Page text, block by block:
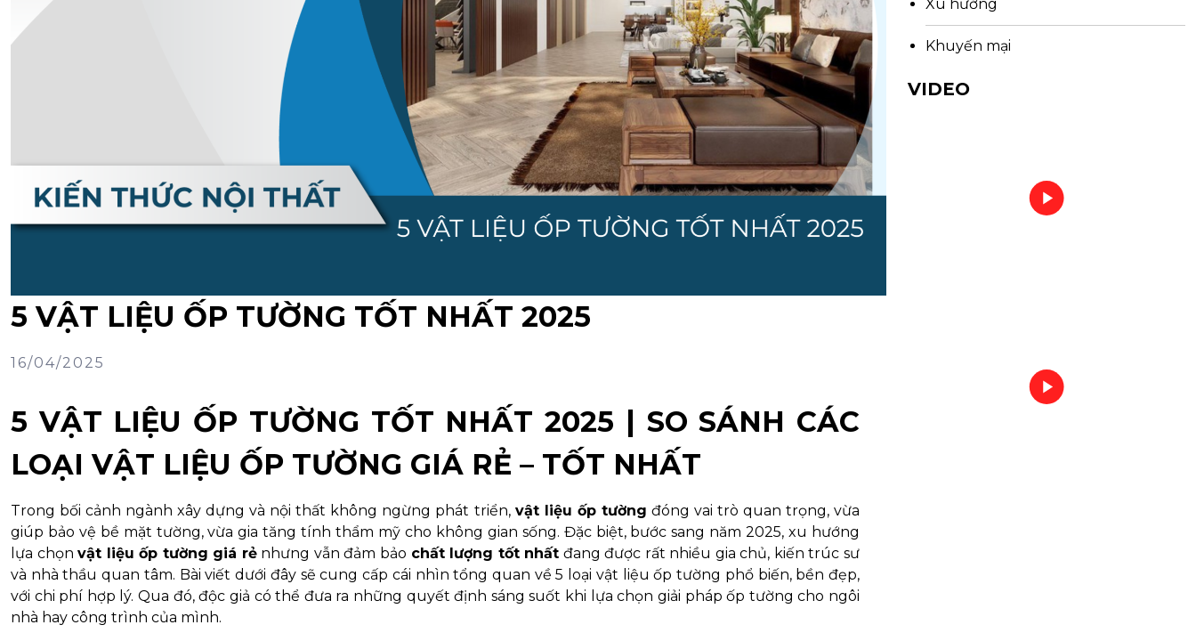
5 VẬT LIỆU ỐP TƯỜNG TỐT NHẤT 2025
16/04/2025
5 VẬT LIỆU ỐP TƯỜNG TỐT NHẤT 2025 | SO SÁNH CÁC
LOẠI VẬT LIỆU ỐP TƯỜNG GIÁ RẺ – TỐT NHẤT
Trong bối cảnh ngành xây dựng và nội thất không ngừng phát triển, vật liệu ốp tường đóng vai trò quan trọng, vừa
giúp bảo vệ bề mặt tường, vừa gia tăng tính thẩm mỹ cho không gian sống. Đặc biệt, bước sang năm 2025, xu hướng
lựa chọnvật liệu ốp tường giá rẻnhưng vẫn đảm bảo chất lượng tốt nhất đang được rất nhiều gia chủ, kiến trúc sư
và nhà thầu quan tâm. Bài viết dưới đây sẽ cung cấp cái nhìn tổng quan về 5 loại vật liệu ốp tường phổ biến, bền đẹp,
với chi phí hợp lý. Qua đó, độc giả có thể đưa ra những quyết định sáng suốt khi lựa chọn giải pháp ốp tường cho ngôi
nhà hay công trình của mình.
Xu hướng
Khuyến mại
VIDEO